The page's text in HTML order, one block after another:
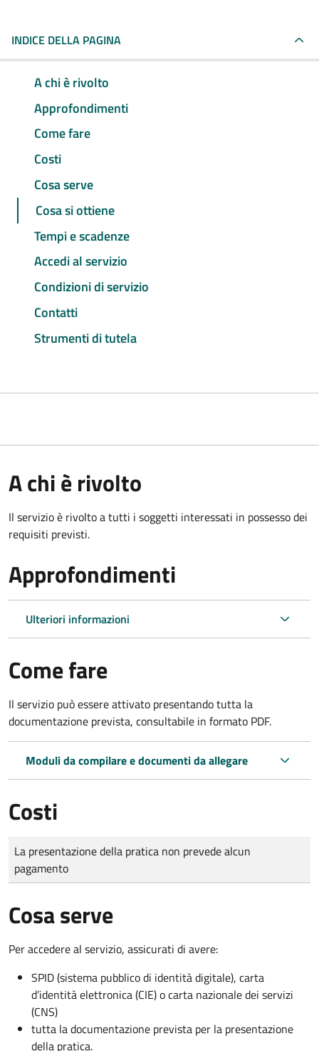
INDICE DELLA PAGINA
A chi è rivolto
Approfondimenti
Come fare
Costi
Cosa serve
Cosa si ottiene
Tempi e scadenze
Accedi al servizio
Condizioni di servizio
Contatti
Strumenti di tutela
A chi è rivolto
Il servizio è rivolto a tutti i soggetti interessati in possesso dei
requisiti previsti.
Approfondimenti
Ulteriori informazioni
Come fare
Il servizio può essere attivato presentando tutta la
documentazione prevista, consultabile in formato PDF.
Moduli da compilare e documenti da allegare
Costi
Tipo di pagamento
Importo
La presentazione della pratica non prevede alcun
pagamento
Cosa serve
Per accedere al servizio, assicurati di avere:
SPID (sistema pubblico di identità digitale), carta
d’identità elettronica (CIE) o carta nazionale dei servizi
(CNS)
tutta la documentazione prevista per la presentazione
della pratica.